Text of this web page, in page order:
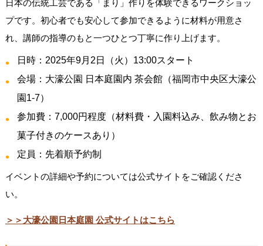
日本の伝統工芸である「まり」作りを体験できるワークショッ
プです。初心者でも安心して参加できるように材料が用意さ
れ、講師の指導のもと一つひとつ丁寧に作り上げます。
日時：2025年9月2日（火）13:00スタート
会場：大濠公園 日本庭園内 茶会館（福岡市中央区大濠公
園1-7）
参加費：7,000円程度（材料費・入園料込み、飲み物とお
菓子付きのケースあり）
定員：先着順予約制
イベントの詳細や予約については公式サイトをご確認くださ
い。
＞＞大濠公園日本庭園 公式サイトはこちら